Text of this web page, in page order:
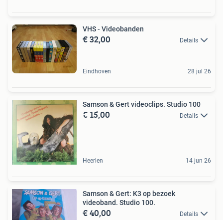
VHS - Videobanden
€ 32,00 Details
Eindhoven 28 jul 26
Samson & Gert videoclips. Studio 100
€ 15,00 Details
Heerlen 14 jun 26
Samson & Gert: K3 op bezoek
videoband. Studio 100.
€ 40,00 Details